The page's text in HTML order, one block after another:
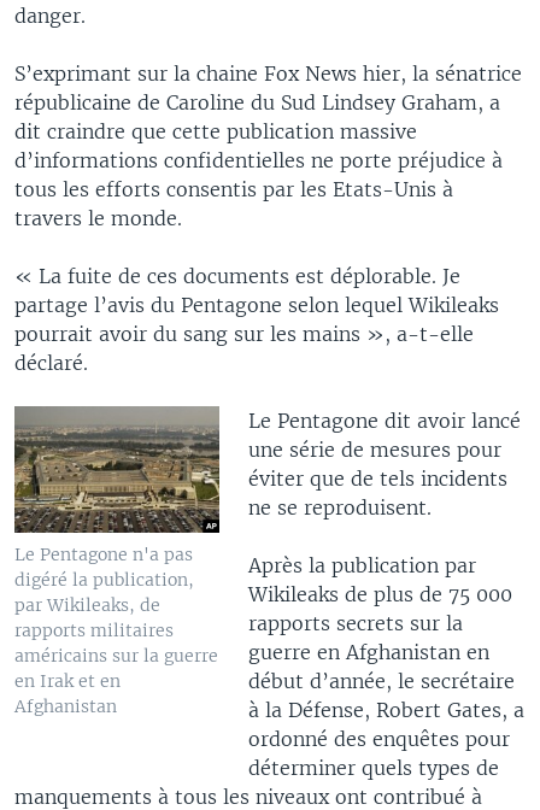
danger.
S’exprimant sur la chaine Fox News hier, la sénatrice
républicaine de Caroline du Sud Lindsey Graham, a
dit craindre que cette publication massive
d’informations confidentielles ne porte préjudice à
tous les efforts consentis par les Etats-Unis à
travers le monde.
« La fuite de ces documents est déplorable. Je
partage l’avis du Pentagone selon lequel Wikileaks
pourrait avoir du sang sur les mains », a-t-elle
déclaré.
Le Pentagone n'a pas
digéré la publication,
par Wikileaks, de
rapports militaires
américains sur la guerre
en Irak et en
Afghanistan
Le Pentagone dit avoir lancé
une série de mesures pour
éviter que de tels incidents
ne se reproduisent.
Après la publication par
Wikileaks de plus de 75 000
rapports secrets sur la
guerre en Afghanistan en
début d’année, le secrétaire
à la Défense, Robert Gates, a
ordonné des enquêtes pour
déterminer quels types de
manquements à tous les niveaux ont contribué à